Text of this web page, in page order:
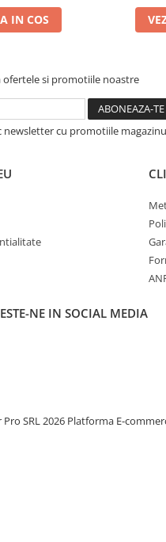
IN COS
ofertele si promotiile noastre
newsletter cu promotiile
NE IN SOCIAL MEDIA
SRL 2026 Platforma E-